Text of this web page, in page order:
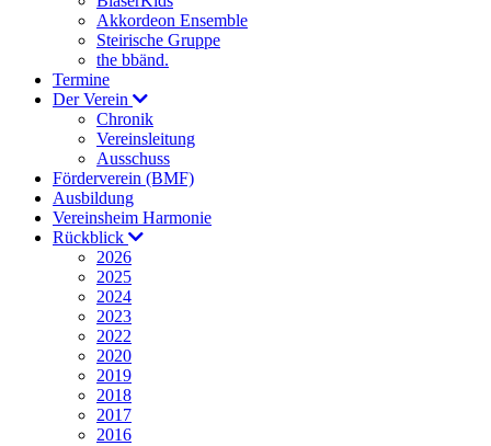
Akkordeon Ensemble
Steirische Gruppe
the bbänd.
Termine
Der Verein
Chronik
Vereinsleitung
Ausschuss
Förderverein (BMF)
Ausbildung
Vereinsheim Harmonie
Rückblick
2026
2025
2024
2023
2022
2020
2019
2018
2017
2016